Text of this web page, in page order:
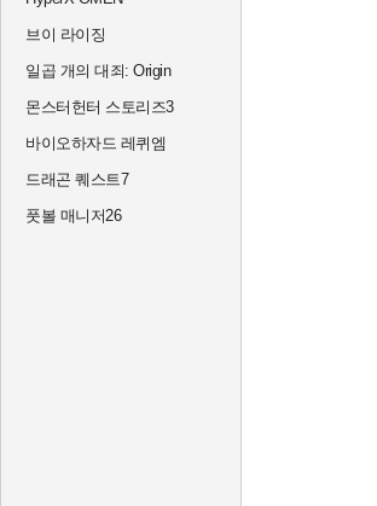
브이 라이징
일곱 개의 대죄: Origin
몬스터헌터 스토리즈3
바이오하자드 레퀴엠
드래곤 퀘스트7
풋볼 매니저26